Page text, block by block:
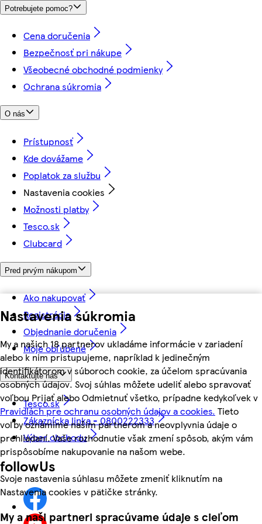
Nastavenia súkromia
My a našich 18 partnerov ukladáme informácie v zariadení
alebo k nim pristupujeme, napríklad k jedinečným
identifikátorom v súboroch cookie, za účelom spracúvania
osobných údajov. Svoj súhlas môžete udeliť alebo spravovať
voľbou Prijať alebo Odmietnuť všetko, prípadne kedykoľvek v
Pravidlách pre ochranu osobných údajov a cookies. Tieto
voľby oznámime našim partnerom a neovplyvnia údaje o
prehliadaní. Vaše rozhodnutie však zmení spôsob, akým vám
prispôsobíme nakupovanie na našom webe.
Svoje nastavenia súhlasu môžete zmeniť kliknutím na
Nastavenia cookies v pätičke stránky.
My a naši partneri spracúvame údaje s cieľom
Potrebujete pomoc?
Cena doručenia
Bezpečnosť pri nákupe
Všeobecné obchodné podmienky
Ochrana súkromia
O nás
Prístupnosť
Kde dovážame
Poplatok za službu
Nastavenia cookies
Možnosti platby
Tesco.sk
Clubcard
Pred prvým nákupom
Ako nakupovať
Registrácia
Objednanie doručenia
Moje obľúbené
Kontaktujte nás
Tesco.sk
Zákaznícka linka - 0800222333
Výber obchodu
followUs